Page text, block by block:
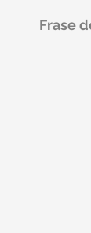
Frase